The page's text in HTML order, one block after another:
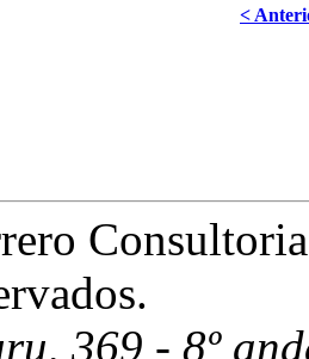
<
369 - 8º